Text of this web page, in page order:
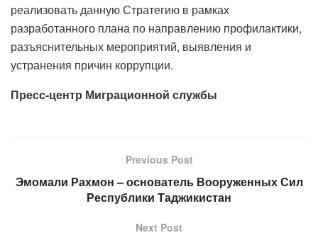
реализовать данную Стратегию в рамках
разработанного плана по направлению профилактики,
разъяснительных мероприятий, выявления и
устранения причин коррупции.
Пресс-центр Миграционной службы
Previous Post
Эмомали Рахмон – основатель Вооруженных Сил
Республики Таджикистан
Next Post